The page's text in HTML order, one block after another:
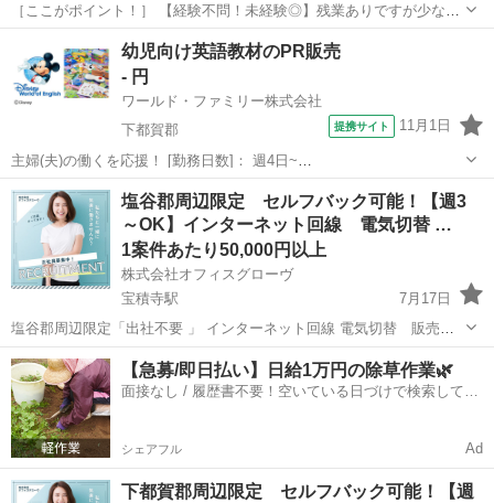
［ここがポイント！］ 【経験不問！未経験◎】残業ありですが少なめ
でプラ充！ウレシイ☆土日祝休♪ ［お仕事内容］ テレビ受信料の契約
業務及びのポスティング業務住宅訪問し受信料の契約、契約状況の確
認(対象かどうか、本人確認)受...
宇都宮市 営業
幼児向け英語教材のPR販売
- 円
ワールド・ファミリー株式会社
下都賀郡
提携サイト 11月1日
主婦(夫)の働くを応援！ [勤務日数]： 週4日~
10:00~17:00/10:00~16:00/10:00~15:00/09:30~14:00 [勤務地・最寄
駅]： 栃木県下都賀郡 ※勤務エリア選択可 ワールド・フ...
栃木 下都賀郡 営業
塩谷郡周辺限定 セルフバック可能！【週3
～OK】インターネット回線 電気切替 …
1案件あたり50,000円以上
株式会社オフィスグローヴ
宝積寺駅
7月17日
塩谷郡周辺限定「出社不要 」 インターネット回線 電気切替 販売紹
介 のお仕事です。 私たちは地域の人々に役立つ 大手通信キャリアの
インターネット回線 の商品やサービスをご案内し、ご契約いただきま
す。 【主な仕事...
栃木 塩谷郡 宝積寺駅 営業 セルフ
【急募/即日払い】日給1万円の除草作業🌿
面接なし / 履歴書不要！空いている日づけで検索して即
シェアフル Ad
下都賀郡周辺限定 セルフバック可能！【週